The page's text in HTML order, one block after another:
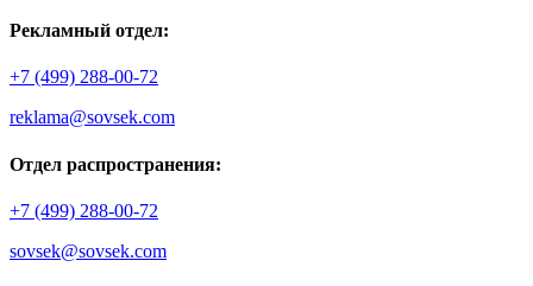
Рекламный отдел:
+7 (499) 288-00-72
reklama@sovsek.com
Отдел распространения:
+7 (499) 288-00-72
sovsek@sovsek.com